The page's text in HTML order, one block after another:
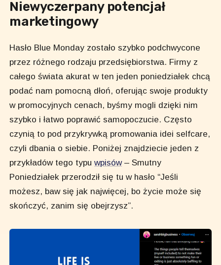
Niewyczerpany potencjał
marketingowy
Hasło Blue Monday zostało szybko podchwycone
przez różnego rodzaju przedsiębiorstwa. Firmy z
całego świata akurat w ten jeden poniedziałek chcą
podać nam pomocną dłoń, oferując swoje produkty
w promocyjnych cenach, byśmy mogli dzięki nim
szybko i łatwo poprawić samopoczucie. Często
czynią to pod przykrywką promowania idei selfcare,
czyli dbania o siebie. Poniżej znajdziecie jeden z
przykładów tego typuwpisów– Smutny
Poniedziałek przerodził się tu w hasło “Jeśli
możesz, baw się jak najwięcej, bo życie może się
skończyć, zanim się obejrzysz”.